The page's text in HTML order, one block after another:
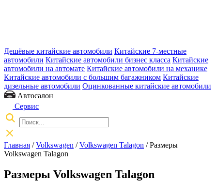
Дешёвые китайские автомобили Китайские 7-местные
автомобили Китайские автомобили бизнес класса Китайские
автомобили на автомате Китайские автомобили на механике
Китайские автомобили с большим багажником Китайские
дизельные автомобили Оцинкованные китайские автомобили
Автосалон
Сервис
Главная /Volkswagen /Volkswagen Talagon / Размеры
Volkswagen Talagon
Размеры Volkswagen Talagon